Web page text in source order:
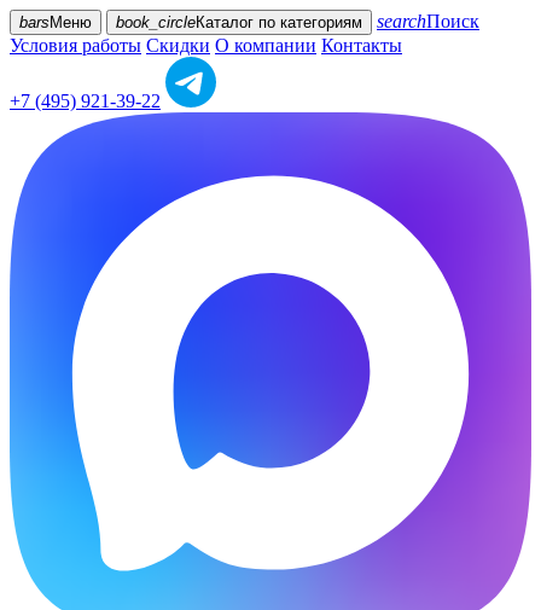
bars Меню book_circleКаталог по категориям searchПоиск
Условия работы Скидки О компании Контакты
+7 (495) 921-39-22